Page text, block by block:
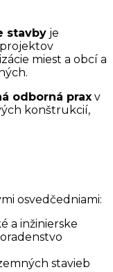
stavby je
miest a obcí a
odborná prax v
konštrukcií,
osvedčedniami:
a inžinierske
stavieb